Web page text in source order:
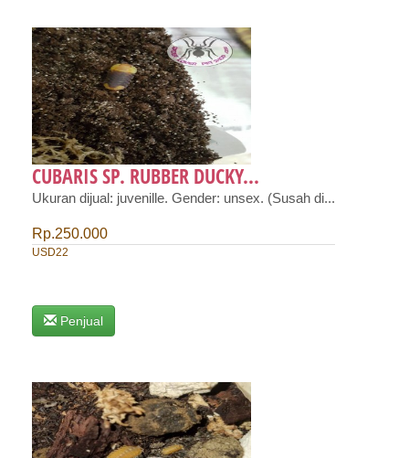
CUBARIS SP. RUBBER DUCKY...
Ukuran dijual: juvenille. Gender: unsex. (Susah di...
Rp.250.000
USD22
Penjual